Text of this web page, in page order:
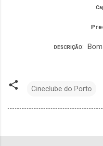
DESCRIÇÃO: Bom
Cineclube do Porto